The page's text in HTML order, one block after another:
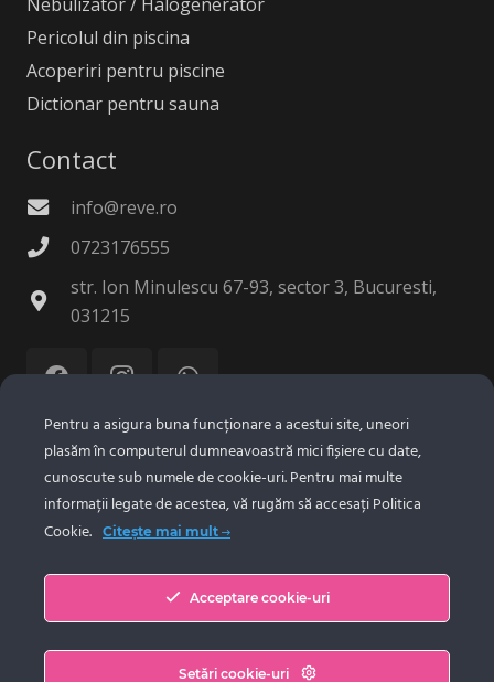
Pericolul din piscina
Acoperiri pentru piscine
Dictionar pentru sauna
Contact
info@reve.ro
0723176555
str. Ion Minulescu 67-93, sector 3, Bucuresti,
031215
© 2025 Reve Tehnologie SRL.Confidentialitate
Politica Cookie
Noutati
Pentru a asigura buna funcționare a acestui site, uneori
plasăm în computerul dumneavoastră mici fișiere cu date,
cunoscute sub numele de cookie-uri. Pentru mai multe
informații legate de acestea, vă rugăm să accesați Politica
Cookie.
Citește mai mult
Acceptare cookie-uri
Setări cookie-uri